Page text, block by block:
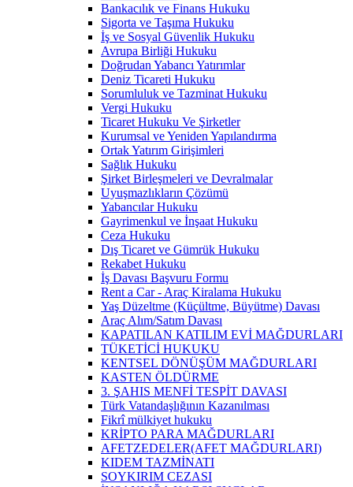
Bankacılık ve Finans Hukuku
Sigorta ve Taşıma Hukuku
İş ve Sosyal Güvenlik Hukuku
Avrupa Birliği Hukuku
Doğrudan Yabancı Yatırımlar
Deniz Ticareti Hukuku
Sorumluluk ve Tazminat Hukuku
Vergi Hukuku
Ticaret Hukuku Ve Şirketler
Kurumsal ve Yeniden Yapılandırma
Ortak Yatırım Girişimleri
Sağlık Hukuku
Şirket Birleşmeleri ve Devralmalar
Uyuşmazlıkların Çözümü
Yabancılar Hukuku
Gayrimenkul ve İnşaat Hukuku
Ceza Hukuku
Dış Ticaret ve Gümrük Hukuku
Rekabet Hukuku
İş Davası Başvuru Formu
Rent a Car - Araç Kiralama Hukuku
Yaş Düzeltme (Küçültme, Büyütme) Davası
Araç Alım/Satım Davası
KAPATILAN KATILIM EVİ MAĞDURLARI
TÜKETİCİ HUKUKU
KENTSEL DÖNÜŞÜM MAĞDURLARI
KASTEN ÖLDÜRME
3. ŞAHIS MENFİ TESPİT DAVASI
Türk Vatandaşlığının Kazanılması
Fikrî mülkiyet hukuku
KRİPTO PARA MAĞDURLARI
AFETZEDELER(AFET MAĞDURLARI)
KIDEM TAZMİNATI
SOYKIRIM CEZASI